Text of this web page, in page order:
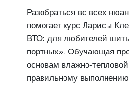
Разобраться во всех
помогает курс Ларисы
ВТО: для любителей
портных». Обучающая
основам влажно-
правильному